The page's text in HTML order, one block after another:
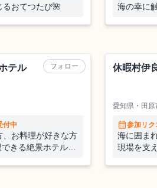
おてつたび🌺
海の幸に
フォロー
テル
付中
、お料理が好きな方
きる絶景ホテルで
休暇村伊
愛知県・田原
calendar_month参加リク
海に囲ま
現場を支